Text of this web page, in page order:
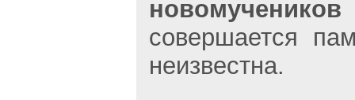
совершается
неизвестна.